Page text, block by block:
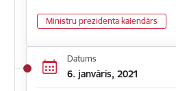
Ministru prezidenta kalendārs
Datums
6. janvāris, 2021